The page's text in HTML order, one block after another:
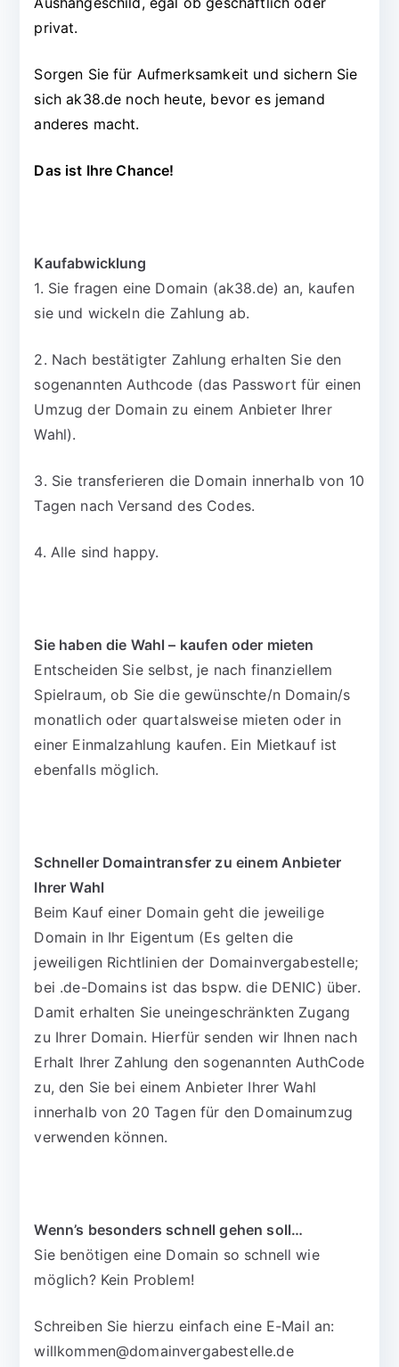
privat.
Sorgen Sie für Aufmerksamkeit und sichern Sie
sich ak38.de noch heute, bevor es jemand
anderes macht.
Das ist Ihre Chance!
Kaufabwicklung
1. Sie fragen eine Domain (ak38.de) an, kaufen
sie und wickeln die Zahlung ab.
2. Nach bestätigter Zahlung erhalten Sie den
sogenannten Authcode (das Passwort für einen
Umzug der Domain zu einem Anbieter Ihrer
Wahl).
3. Sie transferieren die Domain innerhalb von 10
Tagen nach Versand des Codes.
4. Alle sind happy.
Sie haben die Wahl – kaufen oder mieten
Entscheiden Sie selbst, je nach finanziellem
Spielraum, ob Sie die gewünschte/n Domain/s
monatlich oder quartalsweise mieten oder in
einer Einmalzahlung kaufen. Ein Mietkauf ist
ebenfalls möglich.
Schneller Domaintransfer zu einem Anbieter
Ihrer Wahl
Beim Kauf einer Domain geht die jeweilige
Domain in Ihr Eigentum (Es gelten die
jeweiligen Richtlinien der Domainvergabestelle;
bei .de-Domains ist das bspw. die DENIC) über.
Damit erhalten Sie uneingeschränkten Zugang
zu Ihrer Domain. Hierfür senden wir Ihnen nach
Erhalt Ihrer Zahlung den sogenannten AuthCode
zu, den Sie bei einem Anbieter Ihrer Wahl
innerhalb von 20 Tagen für den Domainumzug
verwenden können.
Wenn’s besonders schnell gehen soll…
Sie benötigen eine Domain so schnell wie
möglich? Kein Problem!
Schreiben Sie hierzu einfach eine E-Mail an:
willkommen@domainvergabestelle.de